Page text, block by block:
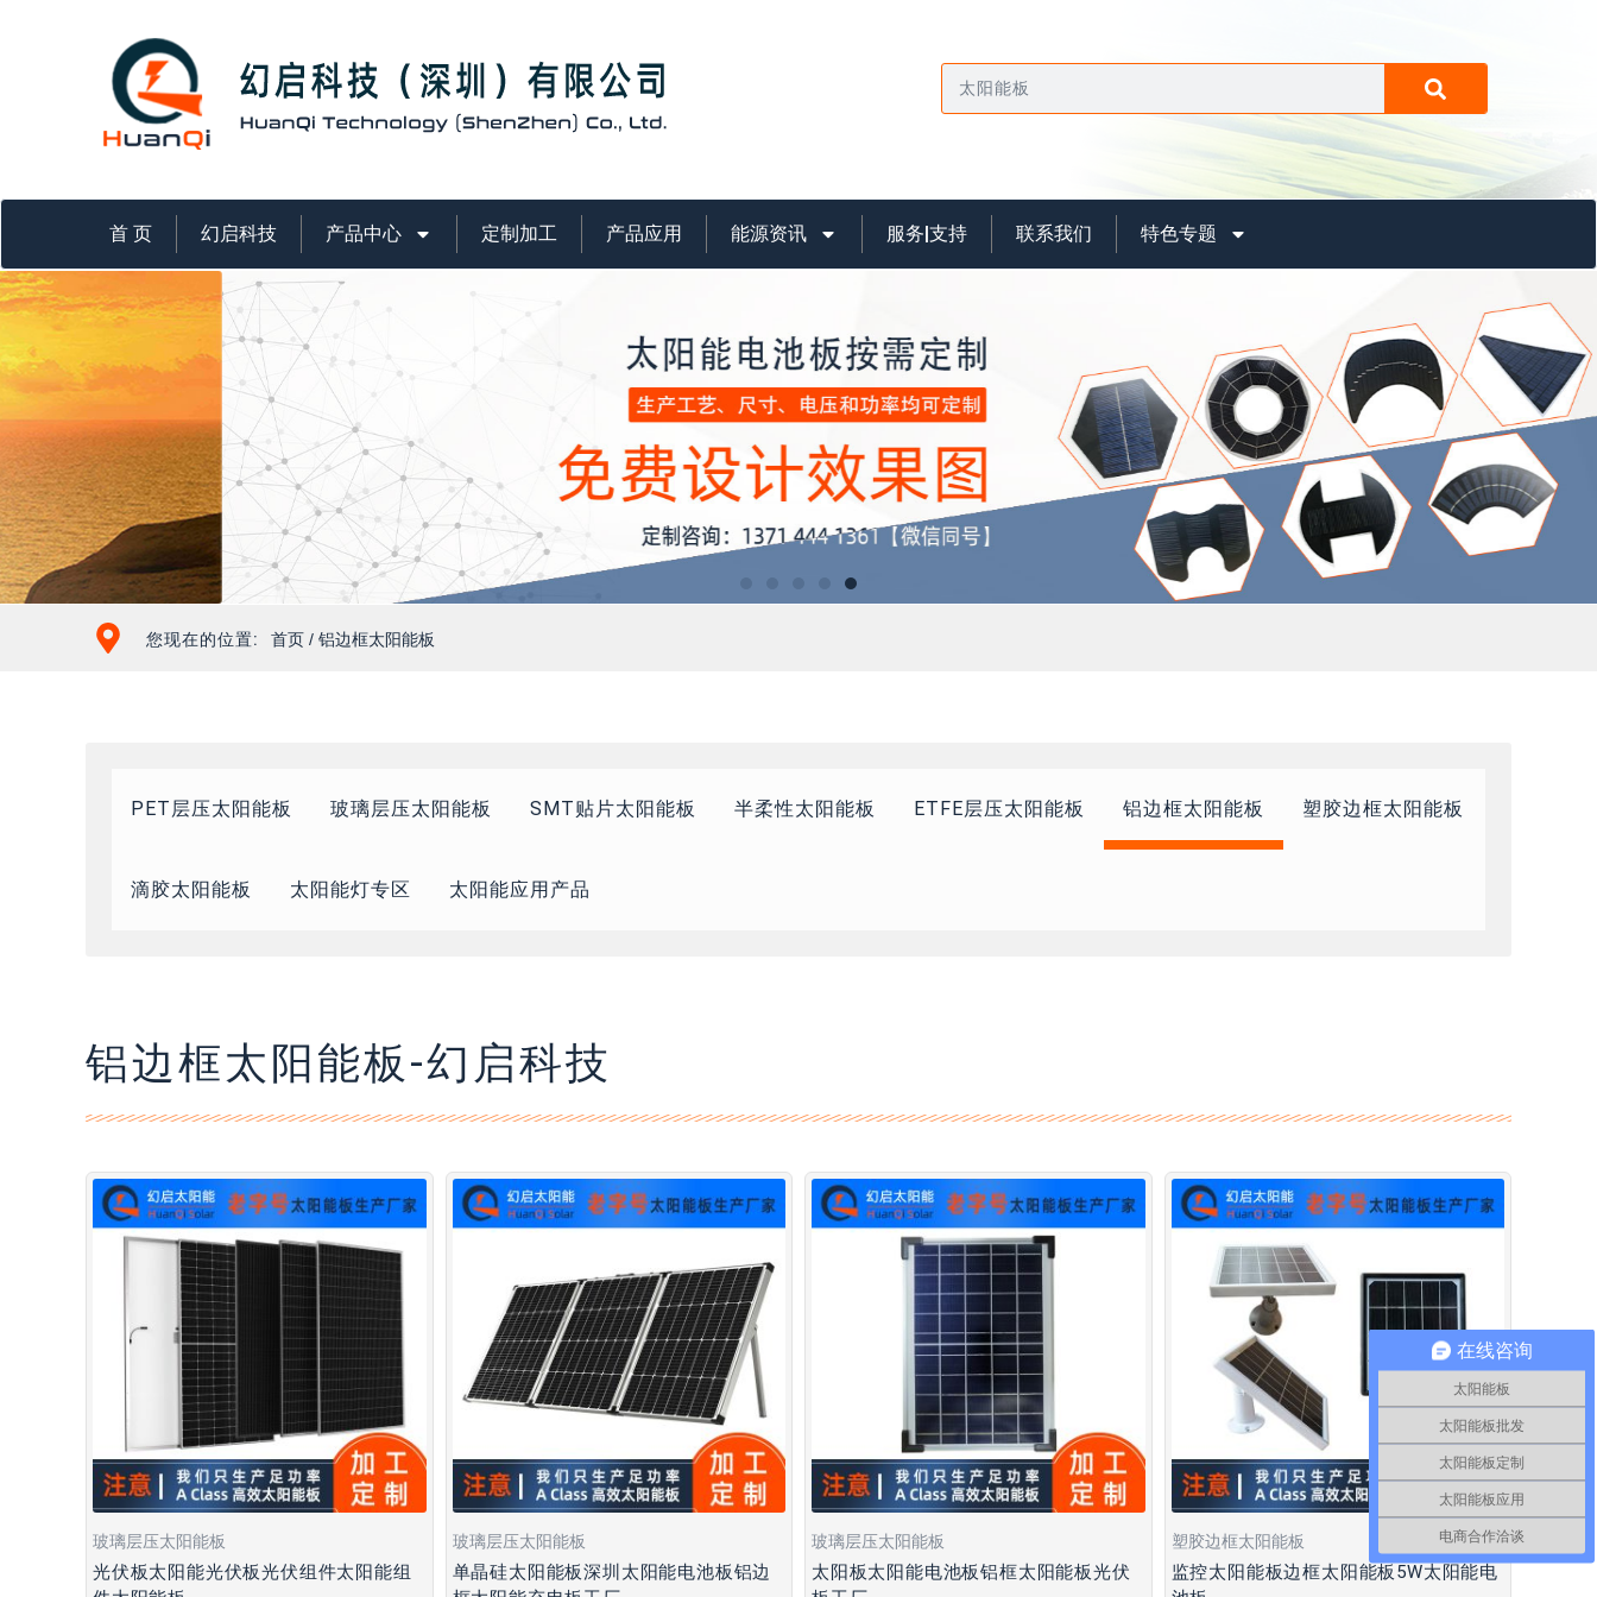
首 页 幻启科技 产品中心 定制加工 产品应用 能源资讯 服务|支持 联系我们 特色专题
您现在的位置: 首页 / 铝边框太阳能板
PET层压太阳能板 玻璃层压太阳能板 SMT贴片太阳能板 半柔性太阳能板 ETFE层压太阳能板 铝边框太阳能板 塑胶边框太阳能板
滴胶太阳能板 太阳能灯专区 太阳能应用产品
铝边框太阳能板-幻启科技
玻璃层压太阳能板
光伏板太阳能光伏板光伏组件太阳能组
玻璃层压太阳能板
单晶硅太阳能板深圳太阳能电池板铝边
玻璃层压太阳能板
太阳板太阳能电池板铝框太阳能板光伏
塑胶边框太阳能板
监控太阳能板边框太阳能板5W太阳能电
在线咨询
太阳能板
太阳能板批发
太阳能板定制
太阳能板应用
电商合作洽谈